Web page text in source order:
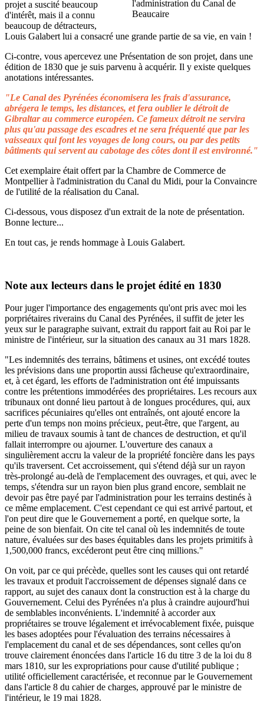
projet a suscité beaucoup
d'intérêt, mais il a connu
beaucoup de détracteurs,
Louis Galabert lui a consacré une grande partie de sa vie, en vain !
Ci-contre, vous apercevez une Présentation de son projet, dans une
édition de 1830 que je suis parvenu à acquérir. Il y existe quelques
anotations intéressantes.
"Le Canal des Pyrénées économisera les frais d'assurance,
abrégera le temps, les distances, et fera oublier le détroit de
Gibraltar au commerce européen. Ce fameux détroit ne servira
plus qu'au passage des escadres et ne sera fréquenté que par les
vaisseaux qui font les voyages de long cours, ou par des petits
bâtiments qui servent au cabotage des côtes dont il est environné."
Cet exemplaire était offert par la Chambre de Commerce de
Montpellier à l'administration du Canal du Midi, pour la Convaincre
de l'utilité de la réalisation du Canal.
Ci-dessous, vous disposez d'un extrait de la note de présentation.
Bonne lecture...
En tout cas, je rends hommage à Louis Galabert.
Note aux lecteurs dans le projet édité en 1830
Pour juger l'importance des engagements qu'ont pris avec moi les
porpriétaires riverains du Canal des Pyrénées, il suffit de jeter les
yeux sur le paragraphe suivant, extrait du rapport fait au Roi par le
ministre de l'intérieur, sur la situation des canaux au 31 mars 1828.
"Les indemnités des terrains, bâtimens et usines, ont excédé toutes
les prévisions dans une proportin aussi fâcheuse qu'extraordinaire,
et, à cet égard, les efforts de l'administration ont été impuissants
contre les prétentions immodérées des propriétaires. Les recours aux
tribunaux ont donné lieu partout à de longues procédures, qui, aux
sacrifices pécuniaires qu'elles ont entraînés, ont ajouté encore la
perte d'un temps non moins précieux, peut-être, que l'argent, au
milieu de travaux soumis à tant de chances de destruction, et qu'il
fallait interrompre ou ajourner. L'ouverture des canaux a
singulièrement accru la valeur de la propriété foncière dans les pays
qu'ils traversent. Cet accroissement, qui s'étend déjà sur un rayon
très-prolongé au-delà de l'emplacement des ouvrages, et qui, avec le
temps, s'étendra sur un rayon bien plus grand encore, semblait ne
devoir pas être payé par l'administration pour les terrains destinés à
ce même emplacement. C'est cependant ce qui est arrivé partout, et
l'on peut dire que le Gouvernement a porté, en quelque sorte, la
peine de son bienfait. On cite tel canal où les indemnités de toute
nature, évaluées sur des bases équitables dans les projets primitifs à
1,500,000 francs, excéderont peut être cinq millions."
On voit, par ce qui précède, quelles sont les causes qui ont retardé
les travaux et produit l'accroissement de dépenses signalé dans ce
rapport, au sujet des canaux dont la construction est à la charge du
Gouvernement. Celui des Pyrénées n'a plus à craindre aujourd'hui
de semblables inconvénients. L'indemnité à accorder aux
propriétaires se trouve légalement et irrévocablement fixée, puisque
les bases adoptées pour l'évaluation des terrains nécessaires à
l'emplacement du canal et de ses dépendances, sont celles qu'on
trouve clairement énoncées dans l'article 16 du titre 3 de la loi du 8
mars 1810, sur les expropriations pour cause d'utilité publique ;
utilité officiellement caractérisée, et reconnue par le Gouvernement
dans l'article 8 du cahier de charges, approuvé par le ministre de
l'intérieur, le 19 mai 1828.